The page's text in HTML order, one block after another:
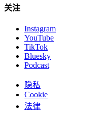
关注
Instagram
YouTube
TikTok
Bluesky
Podcast
隐私
Cookie
法律